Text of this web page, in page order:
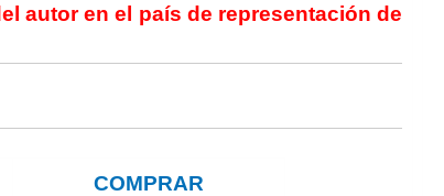
autoren el país de representación de
COMPRAR